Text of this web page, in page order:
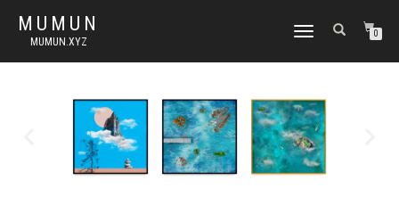
MUMUN
MUMUN.XYZ
토
내
게
이
션
0